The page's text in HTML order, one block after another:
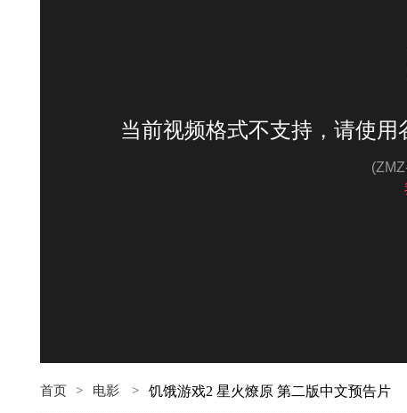
当前视频格式不支持，请使
首页 > 电影 > 饥饿游戏2 星火燎原 第二版中文预告片